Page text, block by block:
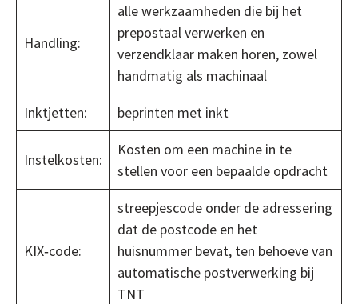
Handling:
alle werkzaamheden die bij het
prepostaal verwerken en
verzendklaar maken horen, zowel
handmatig als machinaal
Inktjetten:
beprinten met inkt
Instelkosten:
Kosten om een machine in te
stellen voor een bepaalde opdracht
KIX‐code:
streepjescode onder de adressering
dat de postcode en het
huisnummer bevat, ten behoeve van
automatische postverwerking bij
TNT